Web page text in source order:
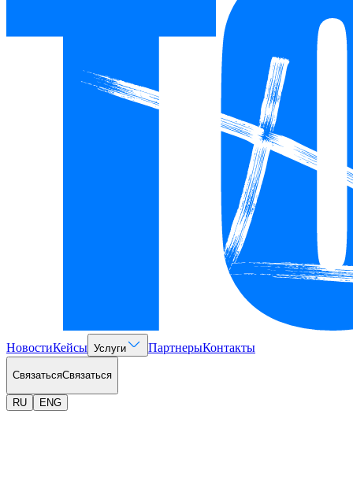
НовостиКейсы Услуги ПартнерыКонтакты
СвязатьсяСвязаться
RU ENG